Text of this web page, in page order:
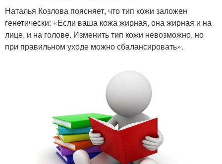
Наталья Козлова поясняет, что тип кожи заложен
генетически: «Если ваша кожа жирная, она жирная и на
лице, и на голове. Изменить тип кожи невозможно, но
при правильном уходе можно сбалансировать».